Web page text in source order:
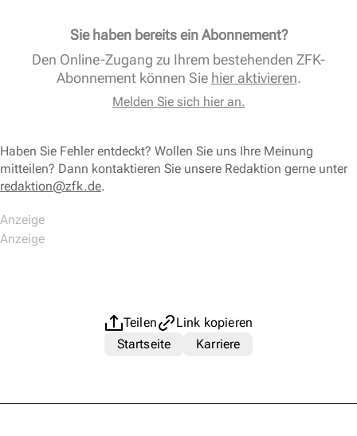
Sie haben bereits ein Abonnement?
Den Online-Zugang zu Ihrem bestehenden ZFK-
Abonnement können Sie hier aktivieren.
Melden Sie sich hier an.
Haben Sie Fehler entdeckt? Wollen Sie uns Ihre Meinung
mitteilen? Dann kontaktieren Sie unsere Redaktion gerne unter
redaktion@zfk.de.
Teilen
Link kopieren
Startseite
Karriere